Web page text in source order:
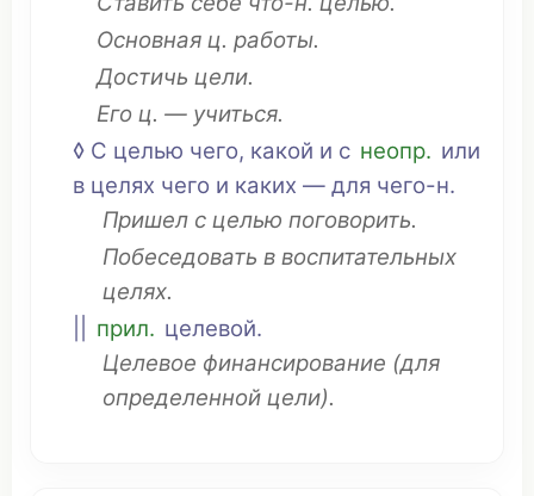
Основная ц. работы.
Достичь цели.
Его ц. — учиться.
◊ С целью чего, какой и с неопр. или
в целях чего и каких — для чего-н.
Пришел с целью поговорить.
Побеседовать в воспитательных
целях.
прил. целевой.
Целевое финансирование (для
определенной цели).